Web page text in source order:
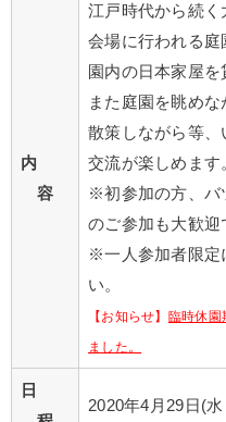
内
容
江戸時代から続
会場に行われる庭
園内の日本家屋を
また庭園を眺めな
散策しながら等
交流が楽しめます
※初参加の方、バ
のご参加も大歓迎
※一人参加者限定
い。
【お知らせ】 臨時休園
ました。
日
2020年4月29日(